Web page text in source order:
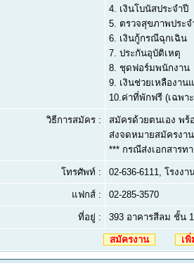
4. เงินโบนัสประจำปี
5. ตรวจสุขภาพประจ
6. เงินกู้กรณีฉุกเฉิน
7. ประกันอุบัติเหตุ
8. ชุดฟอร์มพนักงาน
9. เงินช่วยเหลืองา
10.ค่าที่พักฟรี (เฉพ
วิธีการสมัคร :
สมัครด้วยตนเอง พร้
ส่งจดหมายสมัครงา
*** กรณีส่งเอกสารท
โทรศัพท์ : 02-636-6111, โรงงา
แฟกส์ : 02-285-3570
ที่อยู่ : 393 อาคารสีลม ชั้น
สมัครงาน เ